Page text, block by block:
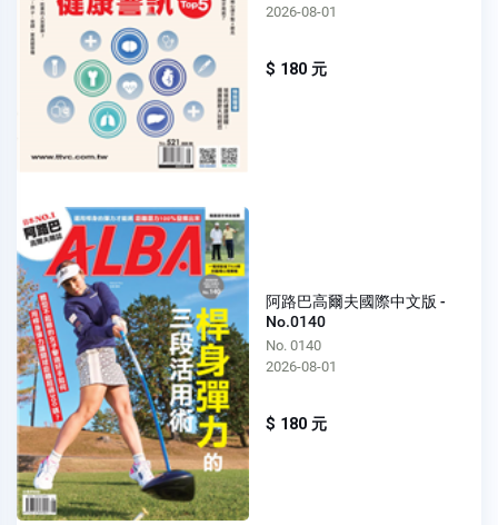
2026-08-01
$ 180 元
阿路巴高爾夫國際中文版 -
No.0140
No. 0140
2026-08-01
$ 180 元